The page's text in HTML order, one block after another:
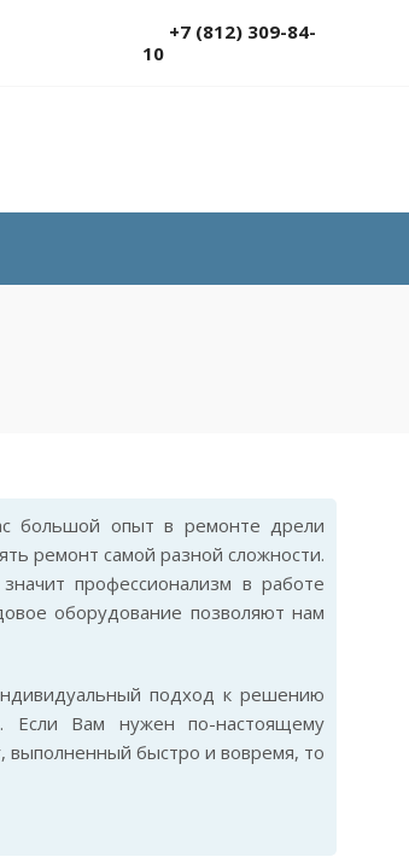
+7 (812) 309-84-
10
большой опыт в ремонте дрели
ремонт самой разной сложности.
профессионализм в работе
оборудование позволяют нам
подход к решению
Если Вам нужен по-настоящему
выполненный быстро и вовремя, то